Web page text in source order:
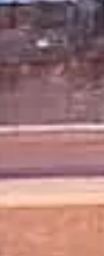
StoriaInfo utiliFAQ
frequenti
e consigli per